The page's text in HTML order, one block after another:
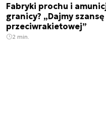
Fabryki prochu i
granicy? „Dajmy
przeciwrakietowej”
2 min.